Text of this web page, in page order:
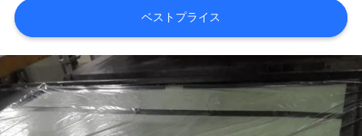
場
ア
ー
ベストプライス